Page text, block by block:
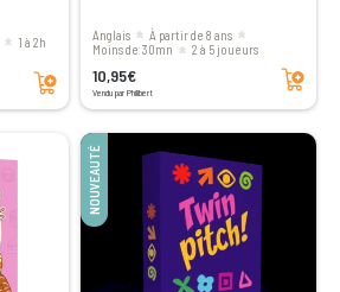
1 à 2h
Ajouter au panier
Anglais
à partir de 8 ans
moins de 30mn
2 à 5 joueurs
10,95€
Vendu par Philibert
Ajouter au panier
NOUVEAUTÉ